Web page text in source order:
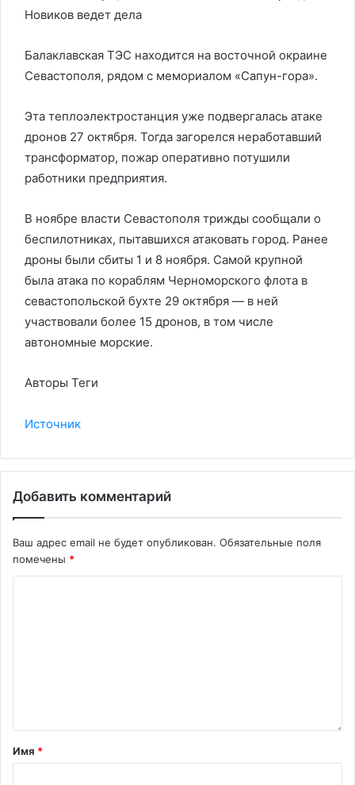
Новиков ведет дела
Балаклавская ТЭС находится на восточной окраине
Севастополя, рядом с мемориалом «Сапун-гора».
Эта теплоэлектростанция уже подвергалась атаке
дронов 27 октября. Тогда загорелся неработавший
трансформатор, пожар оперативно потушили
работники предприятия.
В ноябре власти Севастополя трижды сообщали о
беспилотниках, пытавшихся атаковать город. Ранее
дроны были сбиты 1 и 8 ноября. Самой крупной
была атака по кораблям Черноморского флота в
севастопольской бухте 29 октября — в ней
участвовали более 15 дронов, в том числе
автономные морские.
Авторы Теги
Источник
Добавить комментарий
Ваш адрес email не будет опубликован. Обязательные поля
помечены *
Имя *